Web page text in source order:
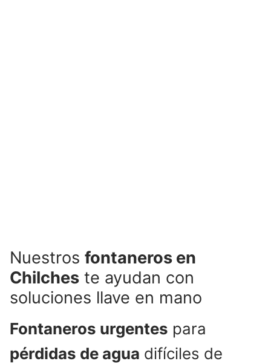
Nuestros fontaneros en
Chilches te ayudan con
soluciones llave en mano
Fontaneros urgentes para
pérdidas de agua difíciles de